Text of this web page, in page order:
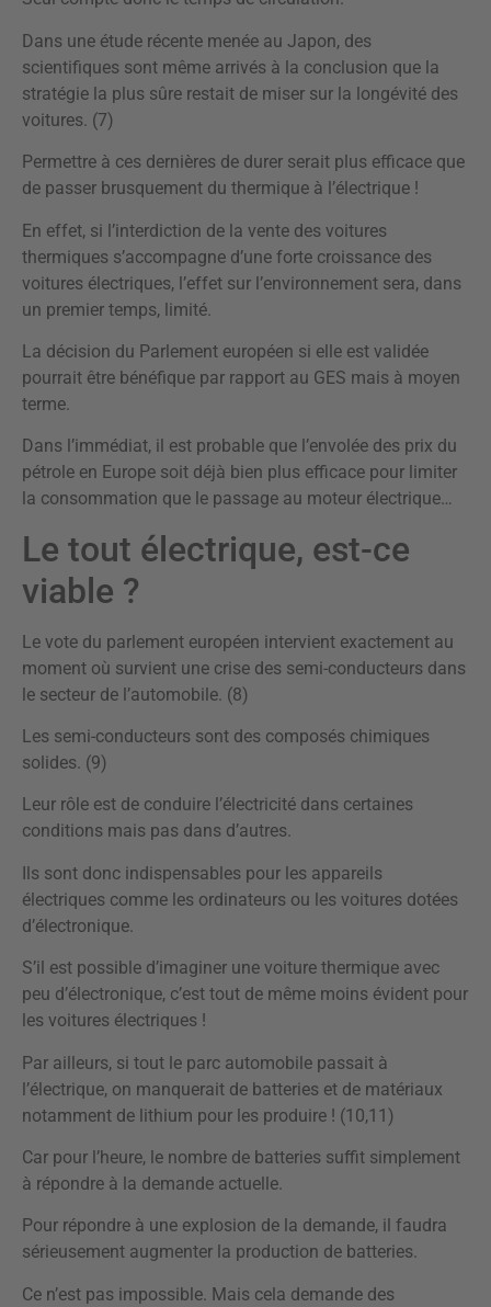
Dans une étude récente menée au Japon, des
scientifiques sont même arrivés à la conclusion que la
stratégie la plus sûre restait de miser sur la longévité des
voitures. (7)
Permettre à ces dernières de durer serait plus efficace que
de passer brusquement du thermique à l’électrique !
En effet, si l’interdiction de la vente des voitures
thermiques s’accompagne d’une forte croissance des
voitures électriques, l’effet sur l’environnement sera, dans
un premier temps, limité.
La décision du Parlement européen si elle est validée
pourrait être bénéfique par rapport au GES mais à moyen
terme.
Dans l’immédiat, il est probable que l’envolée des prix du
pétrole en Europe soit déjà bien plus efficace pour limiter
la consommation que le passage au moteur électrique…
Le tout électrique, est-ce
viable ?
Le vote du parlement européen intervient exactement au
moment où survient une crise des semi-conducteurs dans
le secteur de l’automobile. (8)
Les semi-conducteurs sont des composés chimiques
solides. (9)
Leur rôle est de conduire l’électricité dans certaines
conditions mais pas dans d’autres.
Ils sont donc indispensables pour les appareils
électriques comme les ordinateurs ou les voitures dotées
d’électronique.
S’il est possible d’imaginer une voiture thermique avec
peu d’électronique, c’est tout de même moins évident pour
les voitures électriques !
Par ailleurs, si tout le parc automobile passait à
l’électrique, on manquerait de batteries et de matériaux
notamment de lithium pour les produire ! (10,11)
Car pour l’heure, le nombre de batteries suffit simplement
à répondre à la demande actuelle.
Pour répondre à une explosion de la demande, il faudra
sérieusement augmenter la production de batteries.
Ce n’est pas impossible. Mais cela demande des